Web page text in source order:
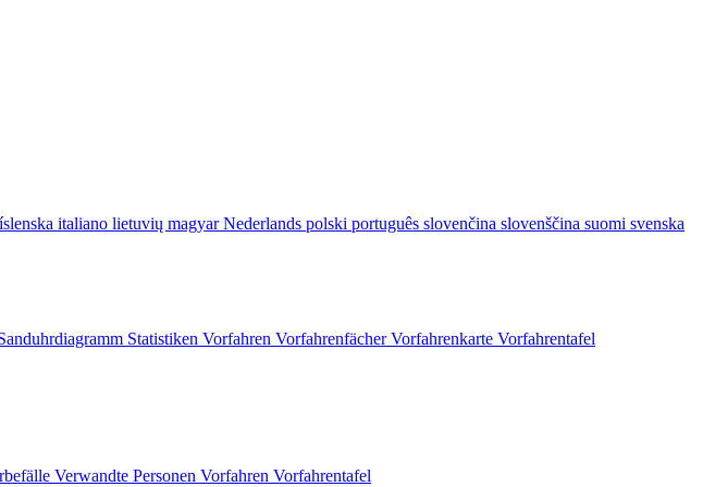
íslenska italiano lietuvių magyarNederlands polski português slovenčina slovenščina suomi svenska
Statistiken Vorfahren VorfahrenfächerVorfahrenkarte Vorfahrentafel
Verwandte Personen Vorfahren Vorfahrentafel